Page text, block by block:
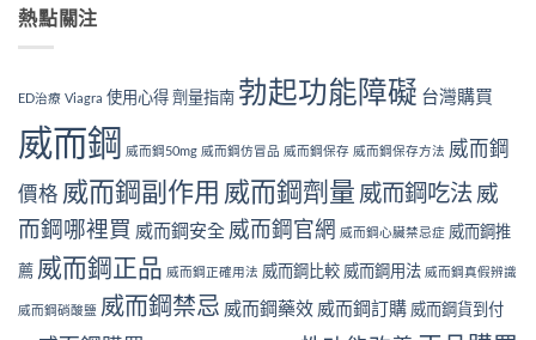
熱點關注
ED治療 Viagra 使用心得劑量指南 勃起功能障礙 台灣購買
威而鋼 威而鋼50mg 威而鋼仿冒品 威而鋼保存 威而鋼保存方法 威而鋼
價格 威而鋼副作用 威而鋼劑量 威而鋼吃法威
而鋼哪裡買 威而鋼安全 威而鋼官網 威而鋼心臟禁忌症 威而鋼推
薦 威而鋼正品 威而鋼正確用法 威而鋼比較 威而鋼用法 威而鋼真假辨識
威而鋼硝酸鹽 威而鋼禁忌 威而鋼藥效 威而鋼訂購 威而鋼貨到付